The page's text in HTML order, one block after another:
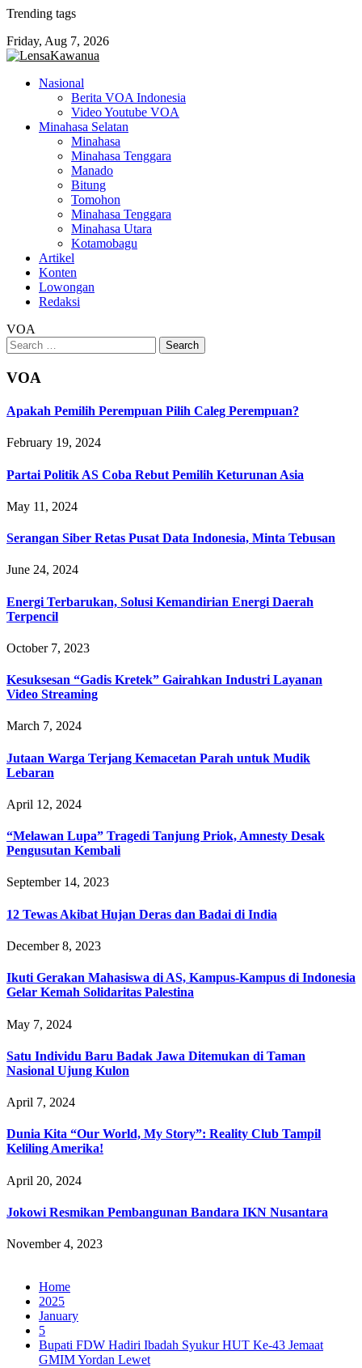
Skip
content
Trending tags
Friday, Aug 7, 2026
Nasional
Berita VOA Indonesia
Video Youtube VOA
Minahasa Selatan
Minahasa
Minahasa Tenggara
Manado
Bitung
Tomohon
Minahasa Tenggara
Minahasa Utara
Kotamobagu
Artikel
Konten
Lowongan
Redaksi
VOA
Search
for:
VOA
Apakah Pemilih Perempuan Pilih Caleg Perempuan?
February 19, 2024
Partai Politik AS Coba Rebut Pemilih Keturunan Asia
May 11, 2024
Serangan Siber Retas Pusat Data Indonesia, Minta Tebusan
June 24, 2024
Energi Terbarukan, Solusi Kemandirian Energi Daerah
Terpencil
October 7, 2023
Kesuksesan “Gadis Kretek” Gairahkan Industri Layanan
Video Streaming
March 7, 2024
Jutaan Warga Terjang Kemacetan Parah untuk Mudik
Lebaran
April 12, 2024
“Melawan Lupa” Tragedi Tanjung Priok, Amnesty Desak
Pengusutan Kembali
September 14, 2023
12 Tewas Akibat Hujan Deras dan Badai di India
December 8, 2023
Ikuti Gerakan Mahasiswa di AS, Kampus-Kampus di Indonesia
Gelar Kemah Solidaritas Palestina
May 7, 2024
Satu Individu Baru Badak Jawa Ditemukan di Taman
Nasional Ujung Kulon
April 7, 2024
Dunia Kita “Our World, My Story”: Reality Club Tampil
Keliling Amerika!
April 20, 2024
Jokowi Resmikan Pembangunan Bandara IKN Nusantara
November 4, 2023
Home
2025
January
5
Bupati FDW Hadiri Ibadah Syukur HUT Ke-43 Jemaat
GMIM Yordan Lewet